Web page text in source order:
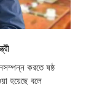
করতে ষষ্ঠ
হয়েছে বলে